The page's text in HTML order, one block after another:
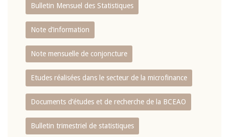
Bulletin Mensuel des Statistiques
Note d’information
Note mensuelle de conjoncture
Etudes réalisées dans le secteur de la microfinance
Documents d’études et de recherche de la BCEAO
Bulletin trimestriel de statistiques